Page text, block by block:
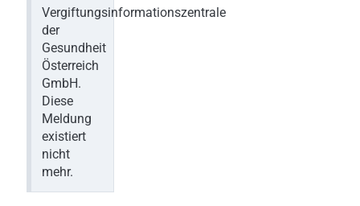
Vergiftungsinformationszentrale
der
Gesundheit
Österreich
GmbH.
Diese
Meldung
existiert
nicht
mehr.